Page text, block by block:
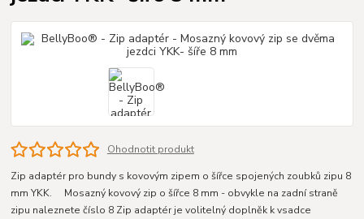
Ohodnotit produkt
Zip adaptér pro bundy s kovovým zipem o šířce spojených zoubků zipu 8
mm YKK. Mosazný kovový zip o šířce 8 mm - obvykle na zadní straně
zipu naleznete číslo 8 Zip adaptér je volitelný doplněk k vsadce